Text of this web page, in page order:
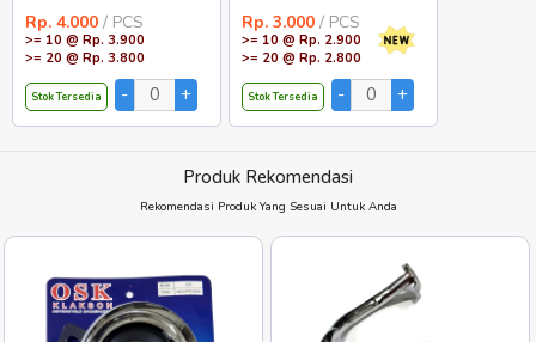
Rp. 4.000 / PCS
>= 10 @ Rp. 3.900
>= 20 @ Rp. 3.800
Stok Tersedia
Rp. 3.000 / PCS
>= 10 @ Rp. 2.900
>= 20 @ Rp. 2.800
Stok Tersedia
Produk Rekomendasi
Rekomendasi Produk Yang Sesuai Untuk Anda